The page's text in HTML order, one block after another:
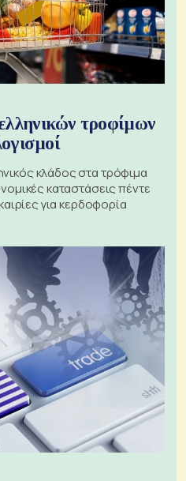
τροφίμων
κλάδος στα τρόφιμα
καταστάσεις πέντε
για κερδοφορία